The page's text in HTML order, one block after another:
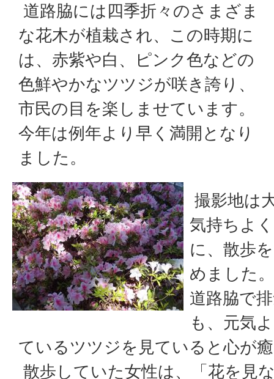
道路脇には四季折々のさまざま
な花木が植栽され、この時期に
は、赤紫や白、ピンク色などの
色鮮やかなツツジが咲き誇り、
市民の目を楽しませています。
今年は例年より早く満開となり
ました。
撮影地は
気持ちよ
に、散歩
めました。
道路脇で
も、元気
ているツツジを見ていると心が
散歩していた女性は、「花を見